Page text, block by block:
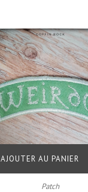
Patch
AJOUTER AU PANIER